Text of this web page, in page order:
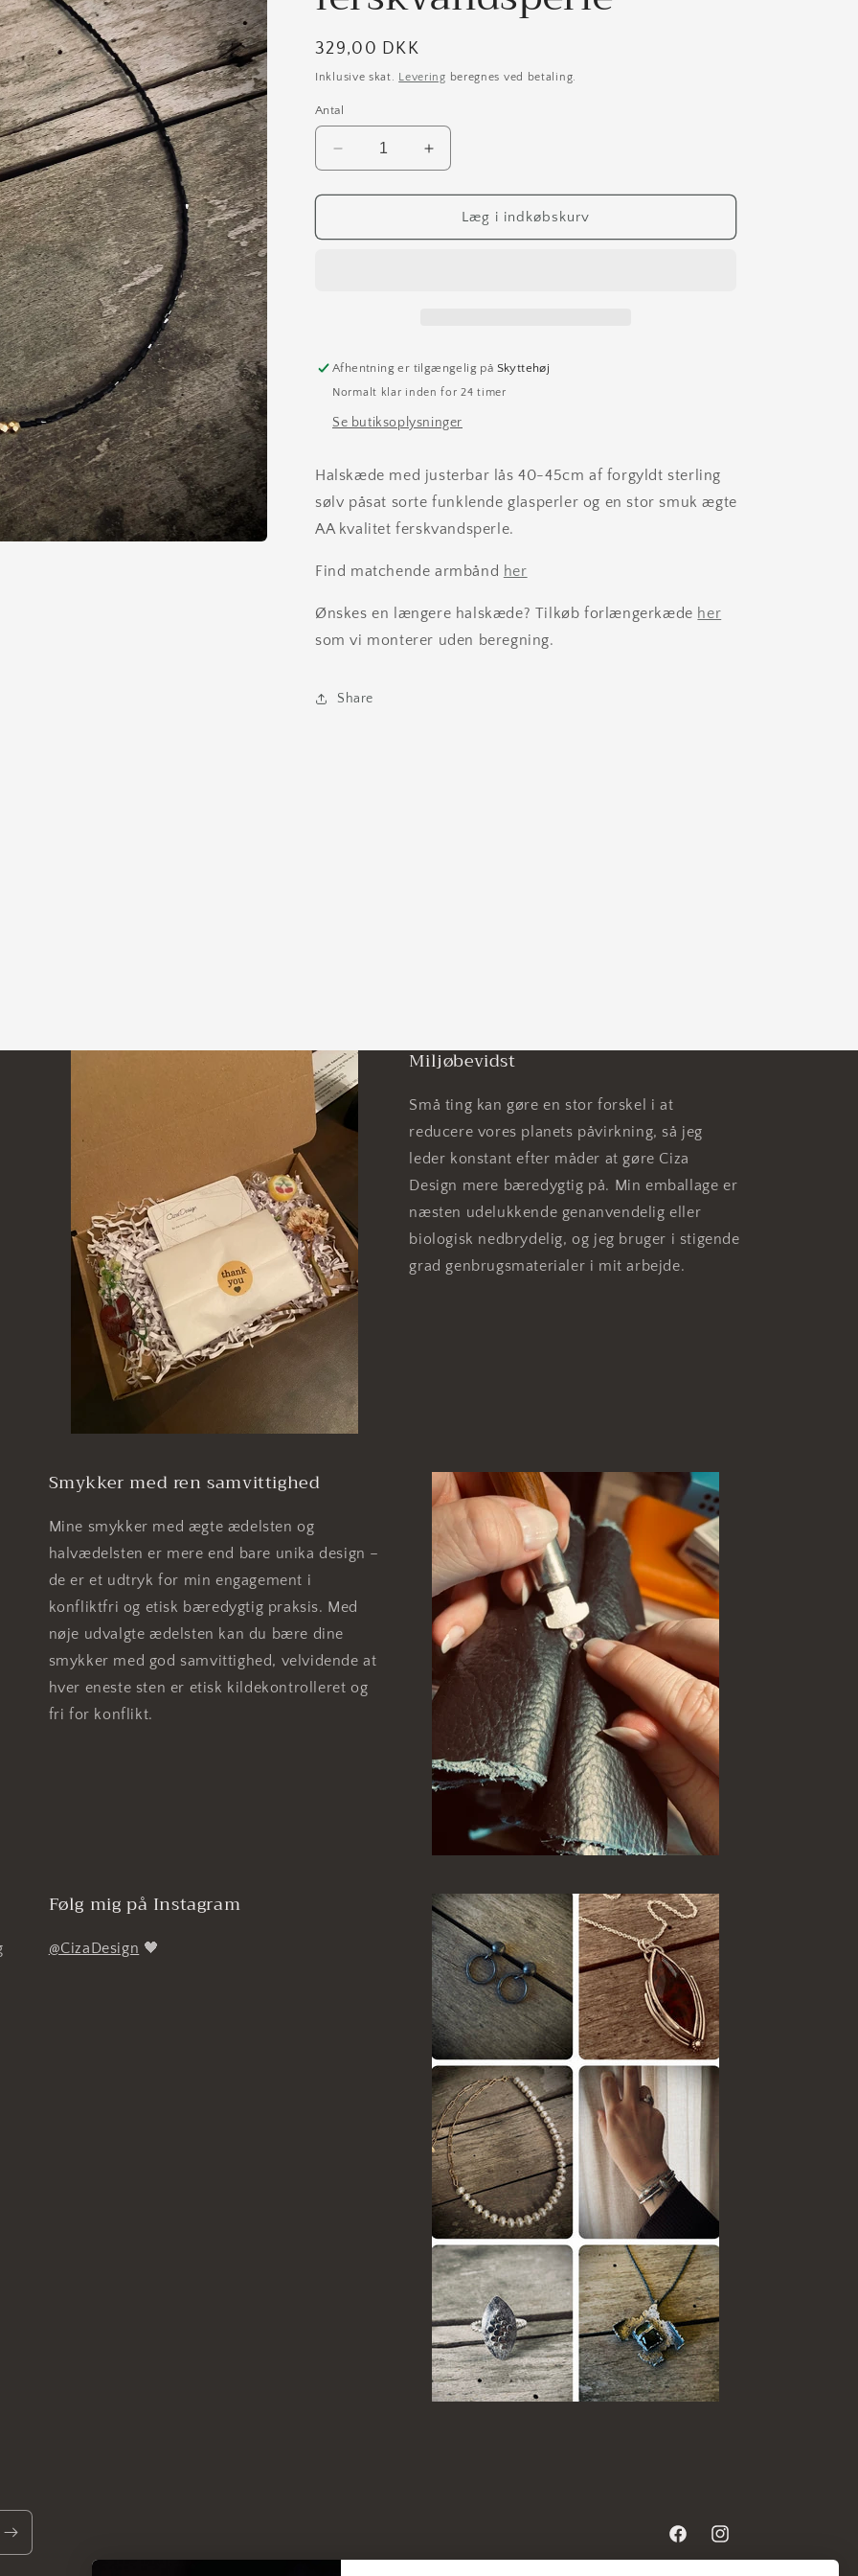
Normalpris
329,00 DKK
Inklusive skat. Levering beregnes ved betaling.
Antal
Reducer
antallet
for
kæde
Øg
antallet
for
kæde
Læg i indkøbskurv
Afhentning er tilgængelig på Skyttehøj
Normalt klar inden for 24 timer
Se butiksoplysninger
Halskæde med justerbar lås 40-45cm af forgyldt sterling
sølv påsat sorte funklende glasperler og en stor smuk ægte
AA kvalitet ferskvandsperle.
Find matchende armbånd her
Ønskes en længere halskæde? Tilkøb forlængerkæde her
som vi monterer uden beregning.
Share
Miljøbevidst
Små ting kan gøre en stor forskel i at
reducere vores planets påvirkning, så jeg
leder konstant efter måder at gøre Ciza
Design mere bæredygtig på. Min emballage er
næsten udelukkende genanvendelig eller
biologisk nedbrydelig, og jeg bruger i stigende
grad genbrugsmaterialer i mit arbejde.
Smykker med ren samvittighed
Mine smykker med ægte ædelsten og
halvædelsten er mere end bare unika design –
de er et udtryk for min engagement i
konfliktfri og etisk bæredygtig praksis. Med
nøje udvalgte ædelsten kan du bære dine
smykker med god samvittighed, velvidende at
hver eneste sten er etisk kildekontrolleret og
fri for konflikt.
Følg mig på Instagram
@CizaDesign 🖤
FacebookInstagram